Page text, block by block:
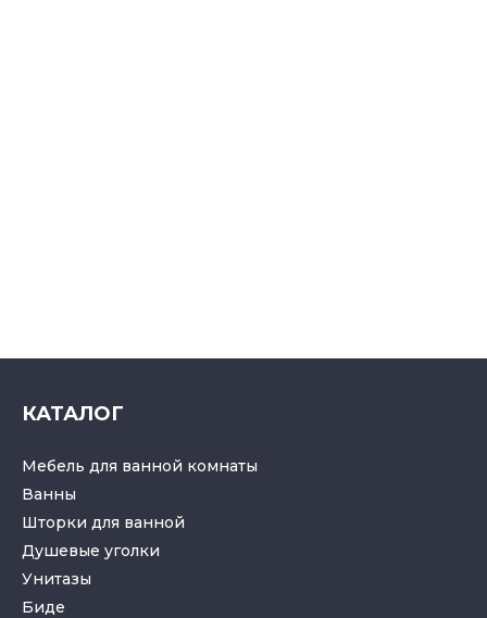
КАТАЛОГ
Мебель для ванной комнаты
Ванны
Шторки для ванной
Душевые уголки
Унитазы
Биде